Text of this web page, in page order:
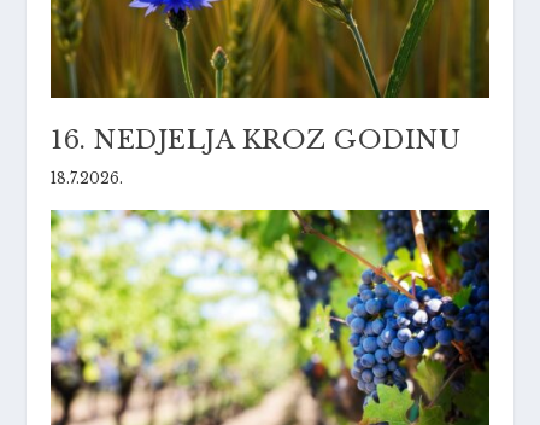
16. NEDJELJA KROZ GODINU
18.7.2026.